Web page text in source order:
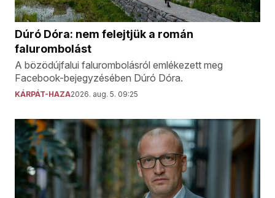
Dúró Dóra: nem felejtjük a román
falurombolást
A bözödújfalui falurombolásról emlékezett meg
Facebook-bejegyzésében Dúró Dóra.
KÁRPÁT-HAZA2026. aug. 5. 09:25